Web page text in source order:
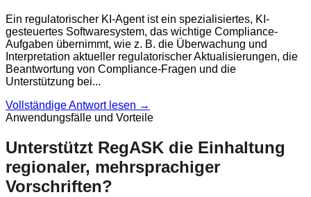
Ein regulatorischer KI-Agent ist ein spezialisiertes, KI-
gesteuertes Softwaresystem, das wichtige Compliance-
Aufgaben übernimmt, wie z. B. die Überwachung und
Interpretation aktueller regulatorischer Aktualisierungen, die
Beantwortung von Compliance-Fragen und die
Unterstützung bei...
Vollständige Antwort lesen →
Anwendungsfälle und Vorteile
Unterstützt RegASK die Einhaltung
regionaler, mehrsprachiger
Vorschriften?